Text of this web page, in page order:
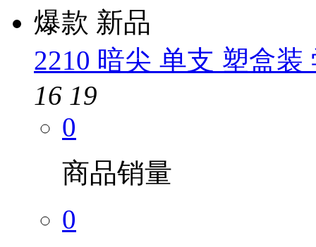
爆款 新品
2210 暗尖 单支 塑盒
16 19
0
商品销量
0